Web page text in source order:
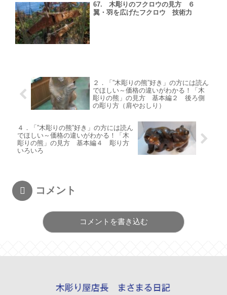
67. 木彫りのフクロウの見方 ６
翼・羽を広げたフクロウ 技術力
２．「”木彫りの熊”好き」の方には読ん
でほしい～価格の違いがわかる！「木
彫りの熊」の見方 基本編２ 後ろ側
の彫り方（肩やおしり）
４．「”木彫りの熊”好き」の方には読ん
でほしい～価格の違いがわかる！「木
彫りの熊」の見方 基本編４ 彫り方
いろいろ
コメント
コメントを書き込む